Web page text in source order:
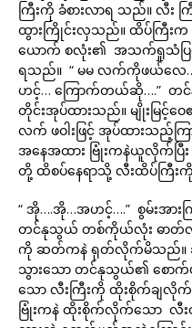
ကြီးကို ခံစားလာရ သည်။ လီး က
ထွားကြိုင်းလှသည်။ ထိပ်ကြီးက လ
ယောက် စလုံး၏ အသက်ရှုသံပြင်
ရသည်။ “ မမ လက်ကိုဖယ်လေ
ဟင့်… ကြောက်တယ်ဆို….” တင်
တိုင်းအုပ်ထားသည်။ မျိုးမြင့်
လက် ဖဝါးဖြင့် အုပ်ထားသည့်က
အနေအထား ဗြုံးကနဲယူလိုက်ပ
တို့ ထိစပ်နေရာသို့ လီးထိပ်ကြီ
“ အို….အို…အဟင့်….” စွမ်းအာ
တင်နုသွယ် တစ်ကိုယ်လုံး ဓာတ်
ကို ဆတ်ကနဲ ရုတ်လိုက်မိသည်။ ဆ
သွားသော တင်နုသွယ်၏ စောက်ပ
သော လီးကြီးကို ထိုးစိုက်ချလို
ဗြုံးကနဲ ထိုးစိုက်လိုက်သော လီး